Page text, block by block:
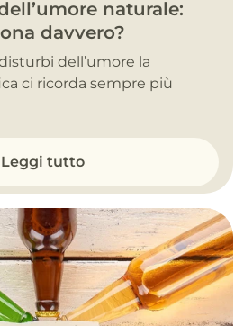
naturale:
davvero?
dell’umore la
ci ricorda sempre più
Leggi tutto